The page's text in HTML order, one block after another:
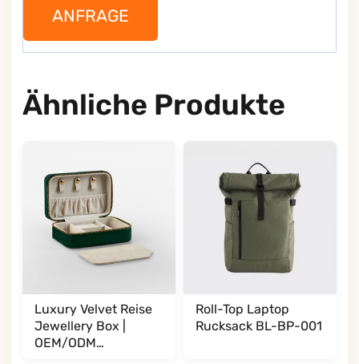
ANFRAGE
Ähnliche Produkte
Luxury Velvet Reise
Jewellery Box |
OEM/ODM
Roll-Top Laptop
Rucksack BL-BP-001